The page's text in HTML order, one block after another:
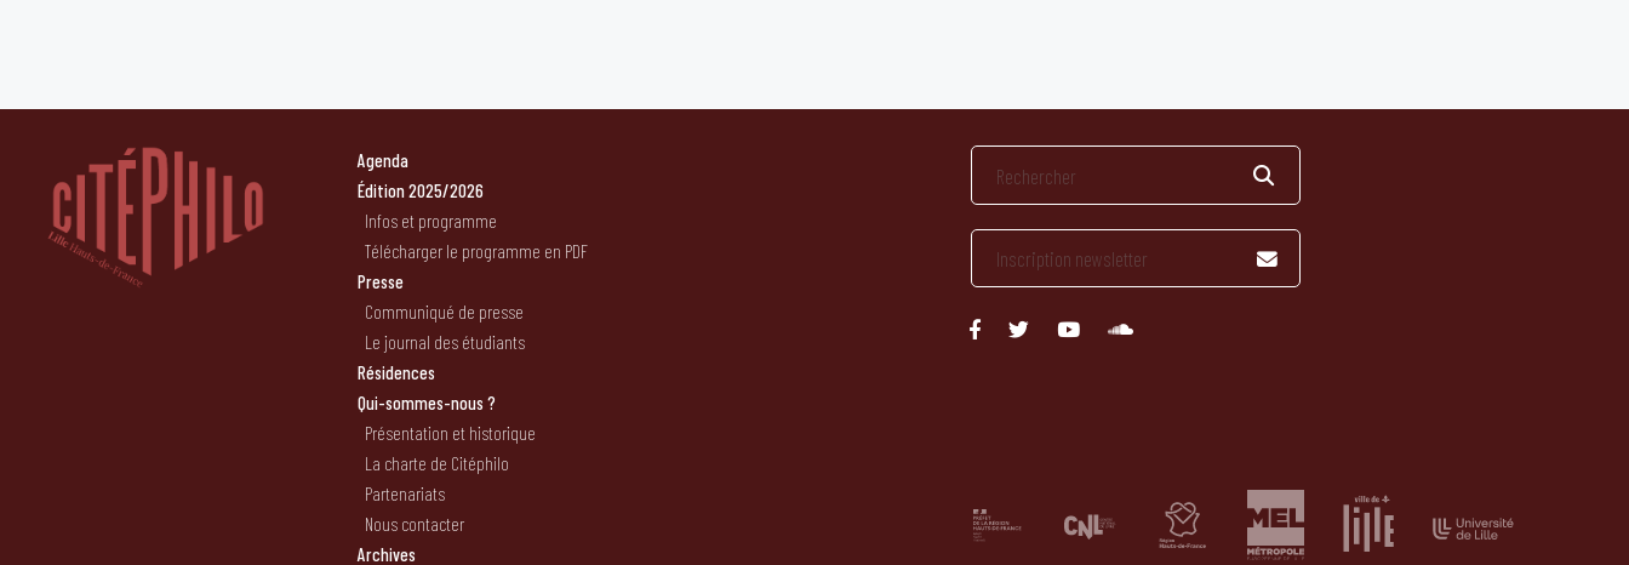
Agenda
Édition 2025/2026
Infos et programme
Télécharger le programme en PDF
Presse
Communiqué de presse
Le journal des étudiants
Résidences
Qui-sommes-nous ?
Présentation et historique
La charte de Citéphilo
Partenariats
Nous contacter
Archives